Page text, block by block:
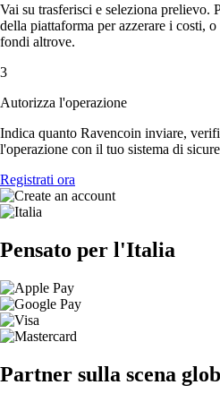
Vai su trasferisci e seleziona prelievo.
della piattaforma per azzerare i costi,
fondi altrove.
3
Autorizza l'operazione
Indica quanto Ravencoin inviare,
l'operazione con il tuo sistema di
Registrati ora
Pensato per l'Italia
Partner sulla scena